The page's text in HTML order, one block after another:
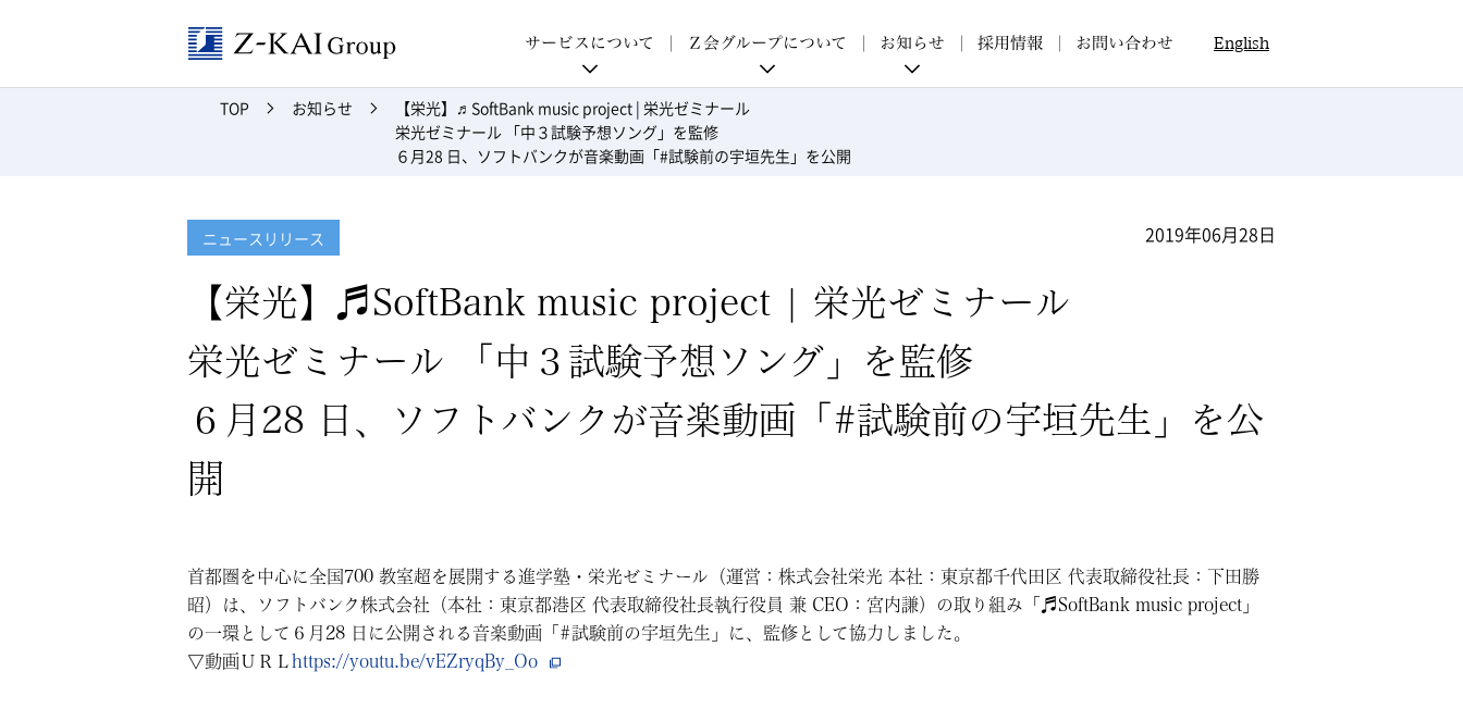
サービスについて Ｚ会グループについて お知らせ 採用情報 お問い合わせ English
TOP お知らせ
【栄光】♬SoftBank music project | 栄光ゼミナール
栄光ゼミナール 「中３試験予想ソング」を監修
６月28 日、ソフトバンクが音楽動画「#試験前の宇垣先生」を公開
ニュースリリース 2019年06月28日
【栄光】♬SoftBank music project | 栄光ゼミナール
栄光ゼミナール 「中３試験予想ソング」を監修
６月28 日、ソフトバンクが音楽動画「#試験前の宇垣先生」を公
開
首都圏を中心に全国700 教室超を展開する進学塾・栄光ゼミナール（運営：株式会社栄光 本社：東京都千代田区 代表取締役社長：下田勝
昭）は、ソフトバンク株式会社（本社：東京都港区 代表取締役社長執行役員 兼 CEO：宮内謙）の取り組み「♬SoftBank music project」
の一環として６月28 日に公開される音楽動画「#試験前の宇垣先生」に、監修として協力しました。
▽動画ＵＲＬ https://youtu.be/vEZryqBy_Oo